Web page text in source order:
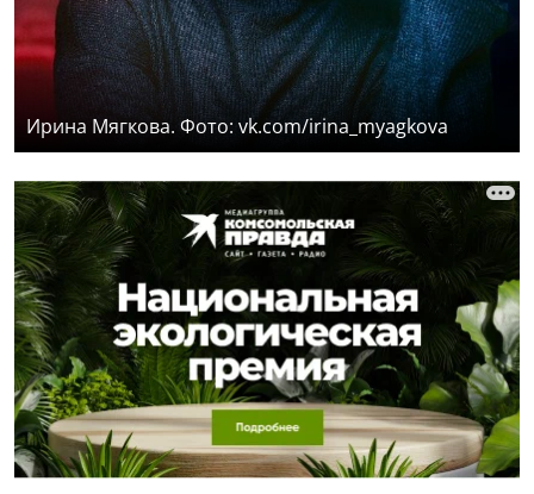
Ирина Мягкова. Фото: vk.com/irina_myagkova